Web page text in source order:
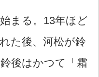
まる。13年ほど
た後、河松が鈴
後はかつて「霜